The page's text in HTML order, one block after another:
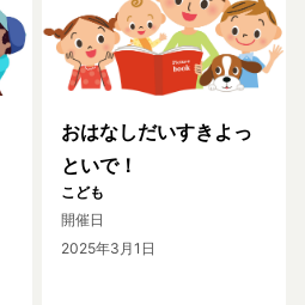
おはなしだいすきよっ
といで！
こども
開催日
2025年3月1日